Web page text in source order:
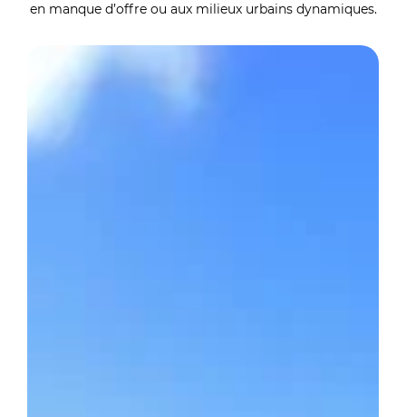
en manque d’offre ou aux milieux urbains dynamiques.